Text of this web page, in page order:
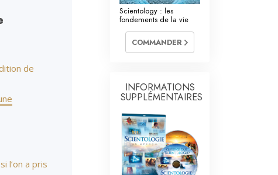
de
l’on a pris
Scientology : les
fondements de la vie
COMMANDER
INFORMATIONS
SUPPLÉMENTAIRES